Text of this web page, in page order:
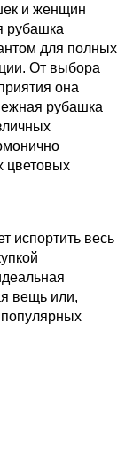
и женщин
рубашка
для полных
От выбора
она
рубашка
цветовых
испортить весь
вещь или,